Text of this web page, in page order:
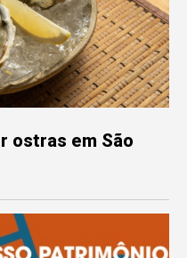
ostras em São